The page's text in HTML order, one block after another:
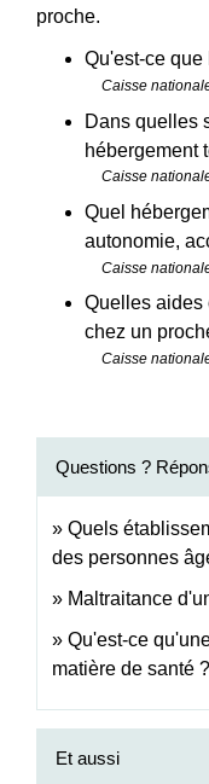
proche.
Qu'est-ce
Caisse
Dans quelles
hébergement
Caisse
Quel
autonomie,
Caisse
Quelles aides
chez un
Caisse
Questions ?
Quels
des personnes
Maltraitance
Qu'est-ce
matière de santé ?
Et aussi